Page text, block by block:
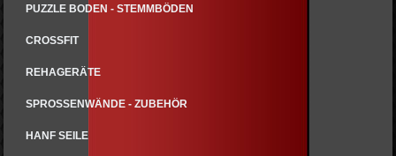
PUZZLE BODEN - STEMMBÖDEN
CROSSFIT
REHAGERÄTE
SPROSSENWÄNDE - ZUBEHÖR
HANF SEILE